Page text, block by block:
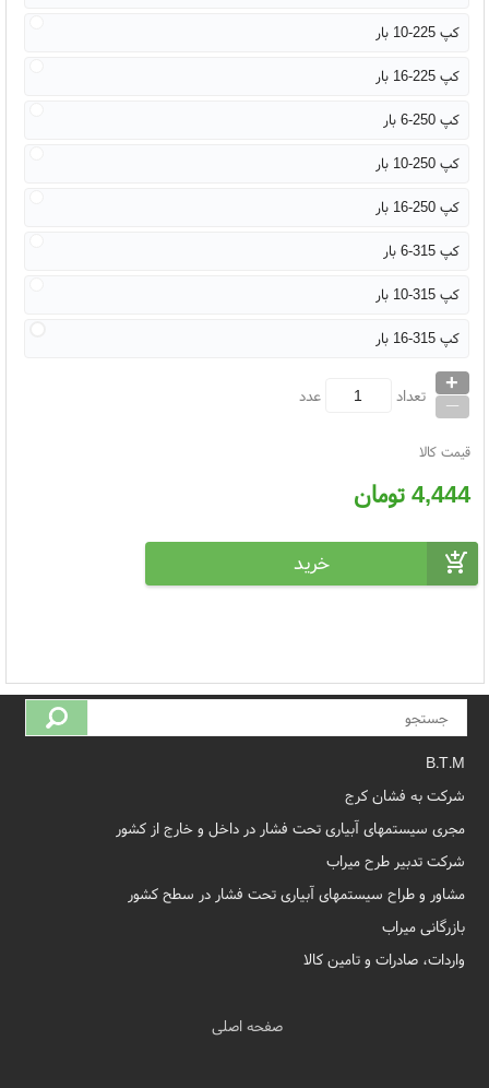
کپ 225-10 بار
کپ 225-16 بار
کپ 250-6 بار
کپ 250-10 بار
کپ 250-16 بار
کپ 315-6 بار
کپ 315-10 بار
کپ 315-16 بار
تعداد +
_ عدد
قیمت کالا
4,444تومان
B.T.M
شرکت به فشان کرج
مجری سیستمهای آبیاری تحت فشار در داخل و خارج از کشور
شرکت تدبیر طرح میراب
مشاور و طراح سیستمهای آبیاری تحت فشار در سطح کشور
بازرگانی میراب
واردات، صادرات و تامین کالا
صفحه اصلی